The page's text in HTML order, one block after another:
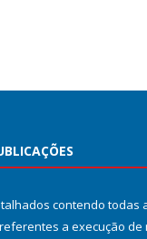
contendo todas
a execução de